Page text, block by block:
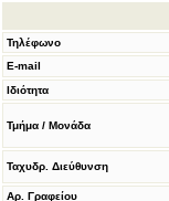
Τηλέφωνο
E-mail
Ιδιότητα
Τμήμα / Μονάδα
Ταχυδρ. Διεύθυνση
Αρ. Γραφείου